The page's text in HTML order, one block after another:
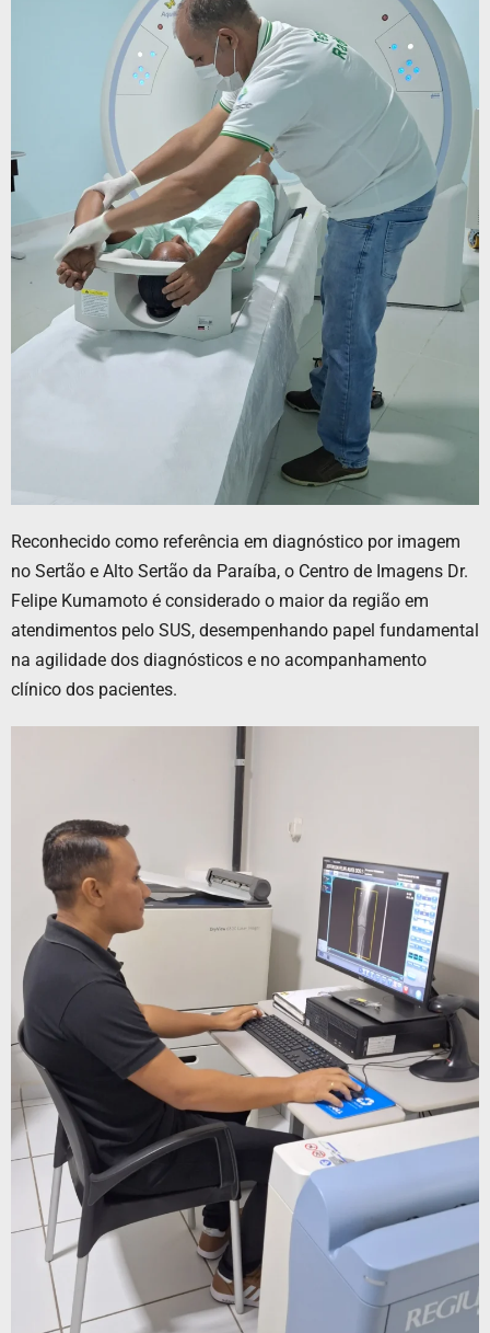
Reconhecido como referência em diagnóstico por imagem
no Sertão e Alto Sertão da Paraíba, o Centro de Imagens Dr.
Felipe Kumamoto é considerado o maior da região em
atendimentos pelo SUS, desempenhando papel fundamental
na agilidade dos diagnósticos e no acompanhamento
clínico dos pacientes.